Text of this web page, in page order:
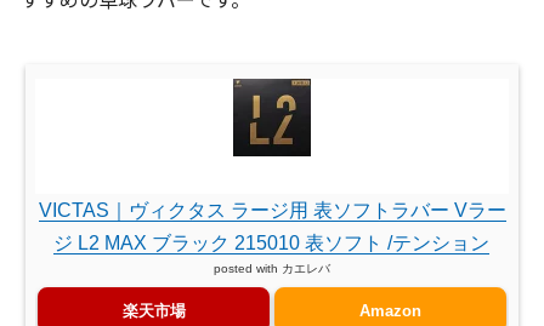
VICTAS｜ヴィクタス ラージ用 表ソフトラバー Vラー
ジ L2 MAX ブラック 215010 表ソフト /テンション
posted with カエレバ
楽天市場 Amazon